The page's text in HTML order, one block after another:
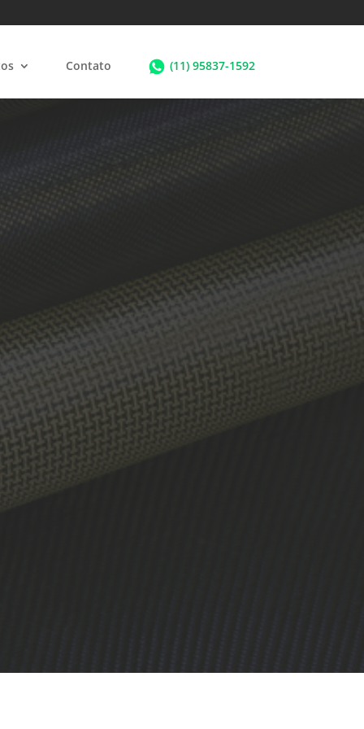
Contato (11) 95837-1592